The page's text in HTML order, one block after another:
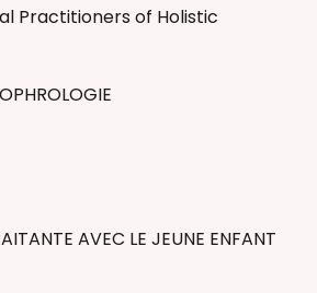
Practitioners of Holistic
AVEC LE JEUNE ENFANT